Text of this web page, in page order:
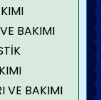
BAKIMI
VE BAKIMI